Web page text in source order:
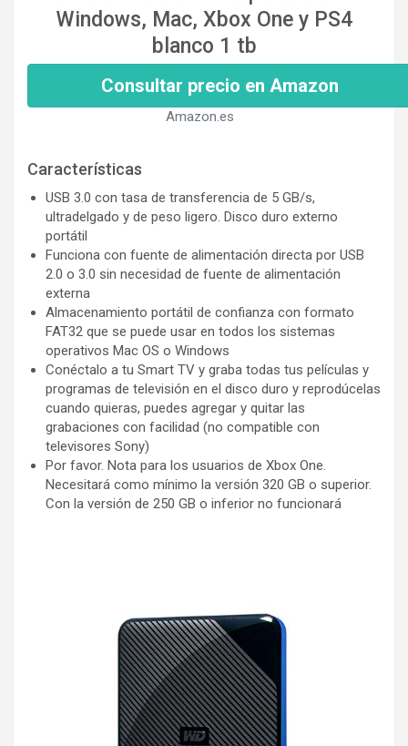
Windows, Mac, Xbox One y PS4
blanco 1 tb
Consultar precio en Amazon
Amazon.es
Características
USB 3.0 con tasa de transferencia de 5 GB/s,
ultradelgado y de peso ligero. Disco duro externo
portátil
Funciona con fuente de alimentación directa por USB
2.0 o 3.0 sin necesidad de fuente de alimentación
externa
Almacenamiento portátil de confianza con formato
FAT32 que se puede usar en todos los sistemas
operativos Mac OS o Windows
Conéctalo a tu Smart TV y graba todas tus películas y
programas de televisión en el disco duro y reprodúcelas
cuando quieras, puedes agregar y quitar las
grabaciones con facilidad (no compatible con
televisores Sony)
Por favor. Nota para los usuarios de Xbox One.
Necesitará como mínimo la versión 320 GB o superior.
Con la versión de 250 GB o inferior no funcionará